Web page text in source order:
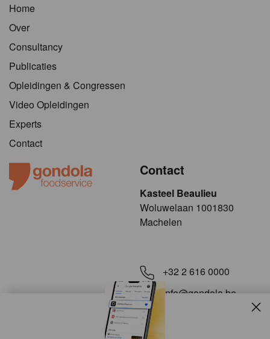
Home
Over
Consultancy
Publicaties
Opleidingen & Congressen
Video Opleidingen
Experts
Contact
Contact
Kasteel Beaulieu
​​​Woluwelaan 1001830
Machelen
+32 2 616 0000
info@gondola.be
Volg ons op